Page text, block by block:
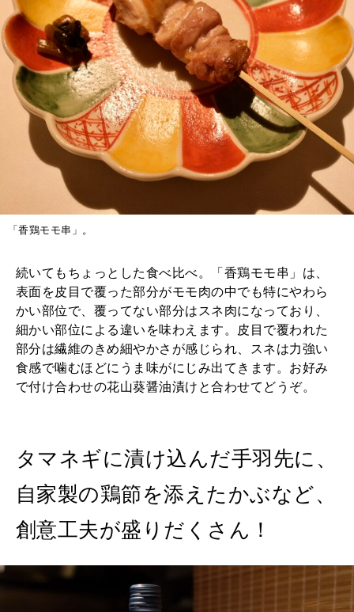
「香鶏モモ串」。
続いてもちょっとした食べ比べ。「香鶏モモ串」は、
表面を皮目で覆った部分がモモ肉の中でも特にやわら
かい部位で、覆ってない部分はスネ肉になっており、
細かい部位による違いを味わえます。皮目で覆われた
部分は繊維のきめ細やかさが感じられ、スネは力強い
食感で噛むほどにうま味がにじみ出てきます。お好み
で付け合わせの花山葵醤油漬けと合わせてどうぞ。
タマネギに漬け込んだ手羽先に、
自家製の鶏節を添えたかぶなど、
創意工夫が盛りだくさん！